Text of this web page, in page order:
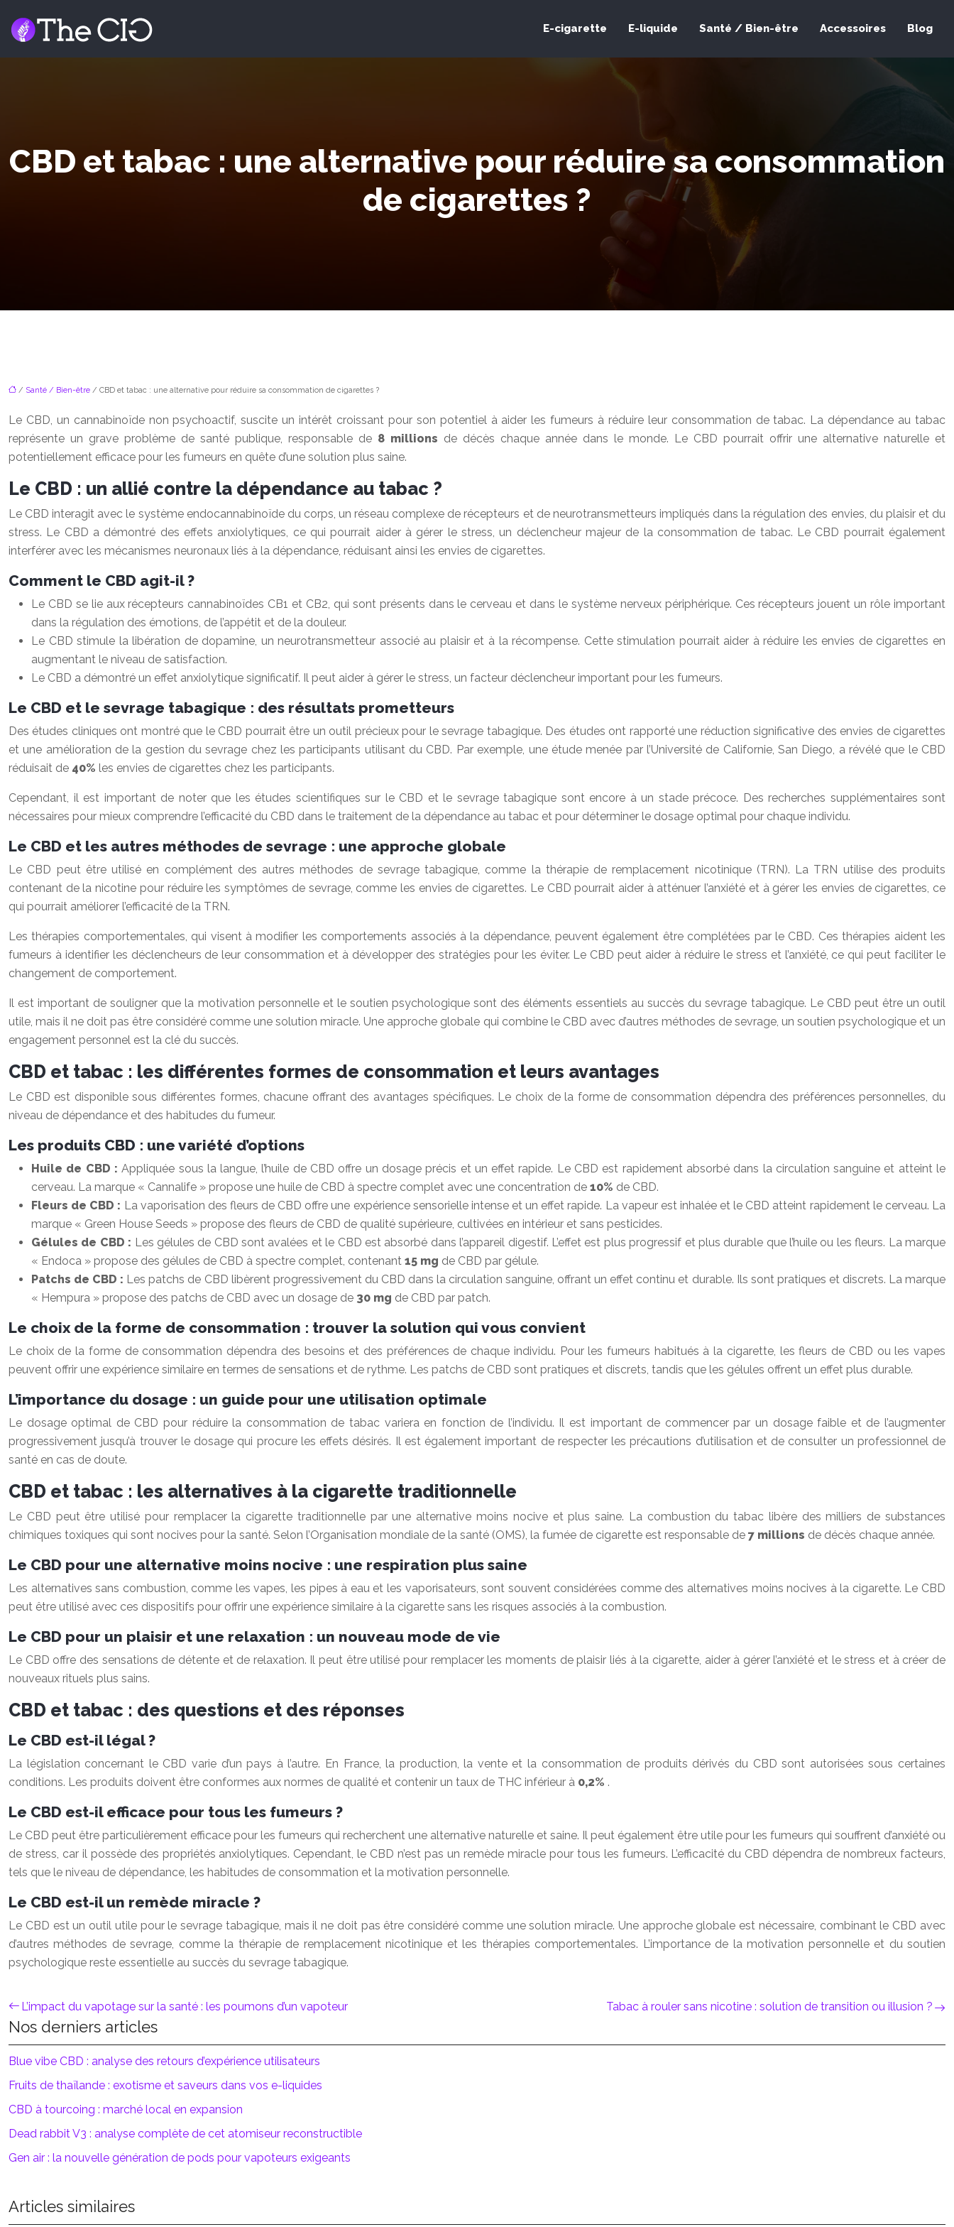
E-cigarette E-liquide Santé / Bien-être Accessoires Blog
CBD et tabac : une alternative pour réduire sa consommation
de cigarettes ?
/ Santé / Bien-être / CBD et tabac : une alternative pour réduire sa consommation de cigarettes ?
Le CBD, un cannabinoïde non psychoactif, suscite un intérêt croissant pour son potentiel à aider les fumeurs à réduire leur consommation de tabac. La dépendance au tabac
représente un grave problème de santé publique, responsable de 8 millions de décès chaque année dans le monde. Le CBD pourrait offrir une alternative naturelle et
potentiellement efficace pour les fumeurs en quête d’une solution plus saine.
Le CBD : un allié contre la dépendance au tabac ?
Le CBD interagit avec le système endocannabinoïde du corps, un réseau complexe de récepteurs et de neurotransmetteurs impliqués dans la régulation des envies, du plaisir et du
stress. Le CBD a démontré des effets anxiolytiques, ce qui pourrait aider à gérer le stress, un déclencheur majeur de la consommation de tabac. Le CBD pourrait également
interférer avec les mécanismes neuronaux liés à la dépendance, réduisant ainsi les envies de cigarettes.
Comment le CBD agit-il ?
Le CBD se lie aux récepteurs cannabinoïdes CB1 et CB2, qui sont présents dans le cerveau et dans le système nerveux périphérique. Ces récepteurs jouent un rôle important
dans la régulation des émotions, de l’appétit et de la douleur.
Le CBD stimule la libération de dopamine, un neurotransmetteur associé au plaisir et à la récompense. Cette stimulation pourrait aider à réduire les envies de cigarettes en
augmentant le niveau de satisfaction.
Le CBD a démontré un effet anxiolytique significatif. Il peut aider à gérer le stress, un facteur déclencheur important pour les fumeurs.
Le CBD et le sevrage tabagique : des résultats prometteurs
Des études cliniques ont montré que le CBD pourrait être un outil précieux pour le sevrage tabagique. Des études ont rapporté une réduction significative des envies de cigarettes
et une amélioration de la gestion du sevrage chez les participants utilisant du CBD. Par exemple, une étude menée par l’Université de Californie, San Diego, a révélé que le CBD
réduisait de 40% les envies de cigarettes chez les participants.
Cependant, il est important de noter que les études scientifiques sur le CBD et le sevrage tabagique sont encore à un stade précoce. Des recherches supplémentaires sont
nécessaires pour mieux comprendre l’efficacité du CBD dans le traitement de la dépendance au tabac et pour déterminer le dosage optimal pour chaque individu.
Le CBD et les autres méthodes de sevrage : une approche globale
Le CBD peut être utilisé en complément des autres méthodes de sevrage tabagique, comme la thérapie de remplacement nicotinique (TRN). La TRN utilise des produits
contenant de la nicotine pour réduire les symptômes de sevrage, comme les envies de cigarettes. Le CBD pourrait aider à atténuer l’anxiété et à gérer les envies de cigarettes, ce
qui pourrait améliorer l’efficacité de la TRN.
Les thérapies comportementales, qui visent à modifier les comportements associés à la dépendance, peuvent également être complétées par le CBD. Ces thérapies aident les
fumeurs à identifier les déclencheurs de leur consommation et à développer des stratégies pour les éviter. Le CBD peut aider à réduire le stress et l’anxiété, ce qui peut faciliter le
changement de comportement.
Il est important de souligner que la motivation personnelle et le soutien psychologique sont des éléments essentiels au succès du sevrage tabagique. Le CBD peut être un outil
utile, mais il ne doit pas être considéré comme une solution miracle. Une approche globale qui combine le CBD avec d’autres méthodes de sevrage, un soutien psychologique et un
engagement personnel est la clé du succès.
CBD et tabac : les différentes formes de consommation et leurs avantages
Le CBD est disponible sous différentes formes, chacune offrant des avantages spécifiques. Le choix de la forme de consommation dépendra des préférences personnelles, du
niveau de dépendance et des habitudes du fumeur.
Les produits CBD : une variété d’options
Huile de CBD :Appliquée sous la langue, l’huile de CBD offre un dosage précis et un effet rapide. Le CBD est rapidement absorbé dans la circulation sanguine et atteint le
cerveau. La marque « Cannalife » propose une huile de CBD à spectre complet avec une concentration de 10% de CBD.
Fleurs de CBD : La vaporisation des fleurs de CBD offre une expérience sensorielle intense et un effet rapide. La vapeur est inhalée et le CBD atteint rapidement le cerveau. La
marque « Green House Seeds » propose des fleurs de CBD de qualité supérieure, cultivées en intérieur et sans pesticides.
Gélules de CBD : Les gélules de CBD sont avalées et le CBD est absorbé dans l’appareil digestif. L’effet est plus progressif et plus durable que l’huile ou les fleurs. La marque
« Endoca » propose des gélules de CBD à spectre complet, contenant 15 mg de CBD par gélule.
Patchs de CBD : Les patchs de CBD libèrent progressivement du CBD dans la circulation sanguine, offrant un effet continu et durable. Ils sont pratiques et discrets. La marque
« Hempura » propose des patchs de CBD avec un dosage de 30 mg de CBD par patch.
Le choix de la forme de consommation : trouver la solution qui vous convient
Le choix de la forme de consommation dépendra des besoins et des préférences de chaque individu. Pour les fumeurs habitués à la cigarette, les fleurs de CBD ou les vapes
peuvent offrir une expérience similaire en termes de sensations et de rythme. Les patchs de CBD sont pratiques et discrets, tandis que les gélules offrent un effet plus durable.
L’importance du dosage : un guide pour une utilisation optimale
Le dosage optimal de CBD pour réduire la consommation de tabac variera en fonction de l’individu. Il est important de commencer par un dosage faible et de l’augmenter
progressivement jusqu’à trouver le dosage qui procure les effets désirés. Il est également important de respecter les précautions d’utilisation et de consulter un professionnel de
santé en cas de doute.
CBD et tabac : les alternatives à la cigarette traditionnelle
Le CBD peut être utilisé pour remplacer la cigarette traditionnelle par une alternative moins nocive et plus saine. La combustion du tabac libère des milliers de substances
chimiques toxiques qui sont nocives pour la santé. Selon l’Organisation mondiale de la santé (OMS), la fumée de cigarette est responsable de 7 millions de décès chaque année.
Le CBD pour une alternative moins nocive : une respiration plus saine
Les alternatives sans combustion, comme les vapes, les pipes à eau et les vaporisateurs, sont souvent considérées comme des alternatives moins nocives à la cigarette. Le CBD
peut être utilisé avec ces dispositifs pour offrir une expérience similaire à la cigarette sans les risques associés à la combustion.
Le CBD pour un plaisir et une relaxation : un nouveau mode de vie
Le CBD offre des sensations de détente et de relaxation. Il peut être utilisé pour remplacer les moments de plaisir liés à la cigarette, aider à gérer l’anxiété et le stress et à créer de
nouveaux rituels plus sains.
CBD et tabac : des questions et des réponses
Le CBD est-il légal ?
La législation concernant le CBD varie d’un pays à l’autre. En France, la production, la vente et la consommation de produits dérivés du CBD sont autorisées sous certaines
conditions. Les produits doivent être conformes aux normes de qualité et contenir un taux de THC inférieur à 0,2% .
Le CBD est-il efficace pour tous les fumeurs ?
Le CBD peut être particulièrement efficace pour les fumeurs qui recherchent une alternative naturelle et saine. Il peut également être utile pour les fumeurs qui souffrent d’anxiété ou
de stress, car il possède des propriétés anxiolytiques. Cependant, le CBD n’est pas un remède miracle pour tous les fumeurs. L’efficacité du CBD dépendra de nombreux facteurs,
tels que le niveau de dépendance, les habitudes de consommation et la motivation personnelle.
Le CBD est-il un remède miracle ?
Le CBD est un outil utile pour le sevrage tabagique, mais il ne doit pas être considéré comme une solution miracle. Une approche globale est nécessaire, combinant le CBD avec
d’autres méthodes de sevrage, comme la thérapie de remplacement nicotinique et les thérapies comportementales. L’importance de la motivation personnelle et du soutien
psychologique reste essentielle au succès du sevrage tabagique.
L’impact du vapotage sur la santé : les poumons d’un vapoteur Tabac à rouler sans nicotine : solution de transition ou illusion ?
Nos derniers articles
Blue vibe CBD : analyse des retours d’expérience utilisateurs
Fruits de thaïlande : exotisme et saveurs dans vos e-liquides
CBD à tourcoing : marché local en expansion
Dead rabbit V3 : analyse complète de cet atomiseur reconstructible
Gen air : la nouvelle génération de pods pour vapoteurs exigeants
Articles similaires